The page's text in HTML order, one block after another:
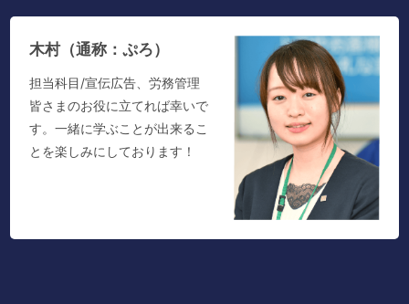
木村（通称：ぷろ）
担当科目/宣伝広告、労務管理
皆さまのお役に立てれば幸いで
す。一緒に学ぶことが出来るこ
とを楽しみにしております！